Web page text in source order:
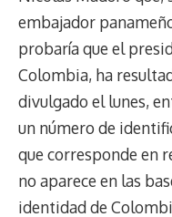
embajador
probaría que el
Colombia, ha
divulgado el lunes,
un número de
que corresponde en
no aparece en las
identidad de